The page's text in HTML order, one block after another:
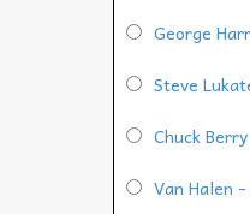
George
Steve
Chuck
Van Halen